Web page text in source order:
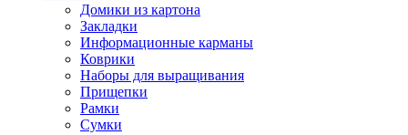
Домики из картона
Закладки
Информационные карманы
Коврики
Наборы для выращивания
Прищепки
Рамки
Сумки